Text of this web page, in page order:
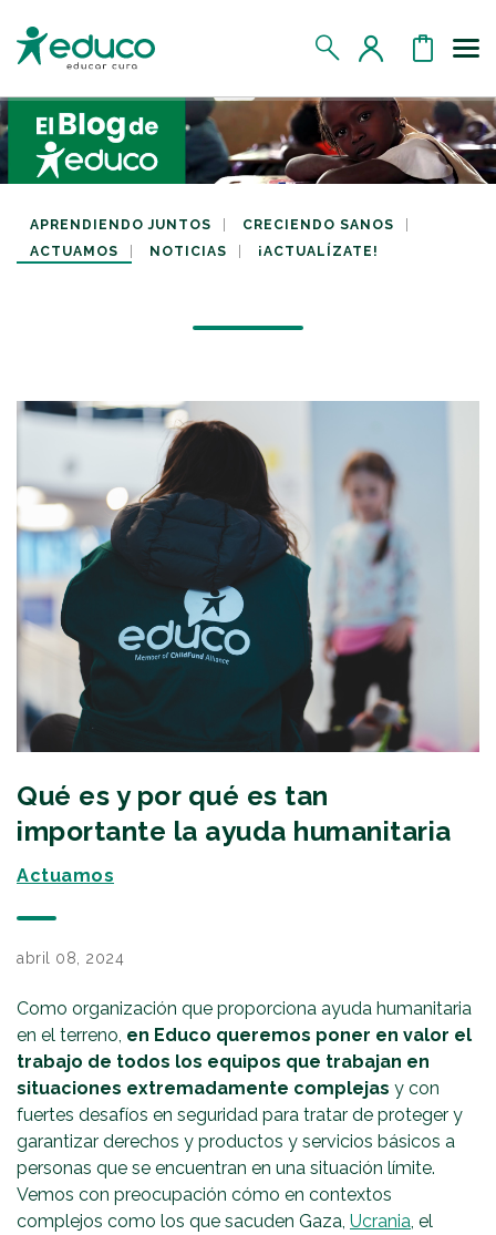
MIS DATOS
MIS APADRINADOS
MIS RETOS SOLIDARIOS
CERRAR SESIÓN
APRENDIENDO JUNTOS
CRECIENDO SANOS
ACTUAMOS
NOTICIAS ¡ACTUALÍZATE!
Qué es y por qué es tan
importante la ayuda humanitaria
Actuamos
abril 08, 2024
Como organización que proporciona ayuda humanitaria
en el terreno, en Educo queremos poner en valor el
trabajo de todos los equipos que trabajan en
situaciones extremadamente complejas y con
fuertes desafíos en seguridad para tratar de proteger y
garantizar derechos y productos y servicios básicos a
personas que se encuentran en una situación límite.
Vemos con preocupación cómo en contextos
complejos como los que sacuden Gaza, Ucrania, el